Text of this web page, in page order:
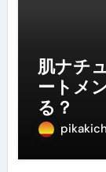
肌ナチ
ートメ
る？